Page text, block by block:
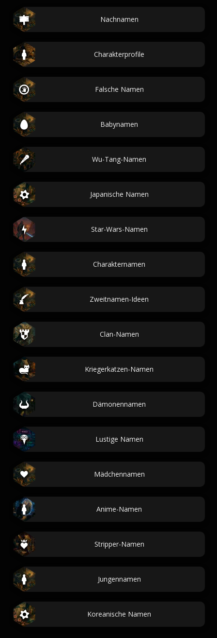
Nachnamen
Charakterprofile
Falsche Namen
Babynamen
Wu-Tang-Namen
Japanische Namen
Star-Wars-Namen
Charakternamen
Zweitnamen-Ideen
Clan-Namen
Kriegerkatzen-Namen
Dämonennamen
Lustige Namen
Mädchennamen
Anime-Namen
Stripper-Namen
Jungennamen
Koreanische Namen